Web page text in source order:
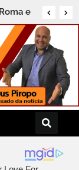
e
na